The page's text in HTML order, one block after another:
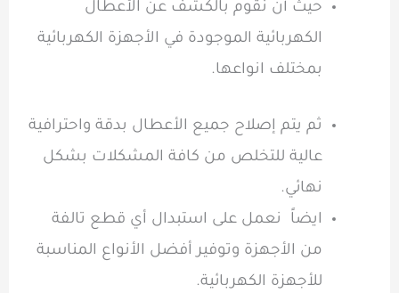
حيث أن نقوم بالكشف عن الأعطال
الكهربائية الموجودة في الأجهزة الكهربائية
بمختلف انواعها.
ثم يتم إصلاح جميع الأعطال بدقة واحترافية
عالية للتخلص من كافة المشكلات بشكل
نهائي.
ايضاً نعمل على استبدال أي قطع تالفة
من الأجهزة وتوفير أفضل الأنواع المناسبة
للأجهزة الكهربائية.